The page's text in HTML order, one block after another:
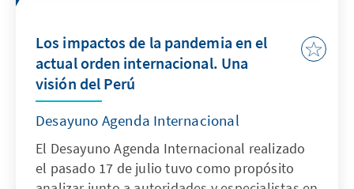
Los impactos de la pandemia en el
actual orden internacional. Una
visión del Perú
Desayuno Agenda Internacional
El Desayuno Agenda Internacional realizado
el pasado 17 de julio tuvo como propósito